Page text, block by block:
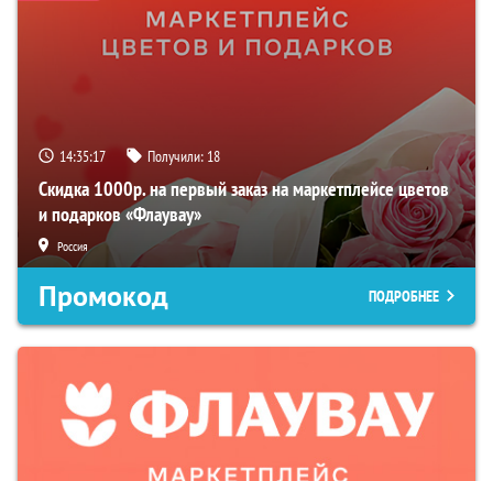
14:35:15 Получили: 18
Скидка 1000р. на первый заказ на маркетплейсе цветов
и подарков «Флаувау»
Россия
Промокод ПОДРОБНЕЕ